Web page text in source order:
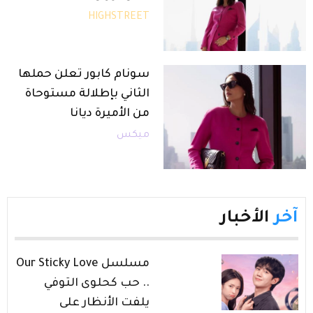
HIGHSTREET
سونام كابور تعلن حملها
الثاني بإطلالة مستوحاة
من الأميرة ديانا
ميكس
آخر الأخبار
مسلسل Our Sticky Love
.. حب كحلوى التوفي
يلفت الأنظار على